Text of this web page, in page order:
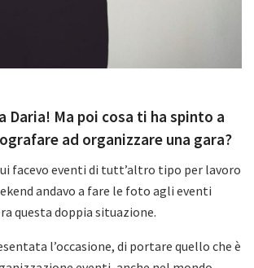
Daria! Ma poi cosa ti ha spinto a
ad organizzare una gara?
facevo eventi di tutt’altro tipo per lavoro
andavo a fare le foto agli eventi
questa doppia situazione.
l’occasione, di portare quello che è